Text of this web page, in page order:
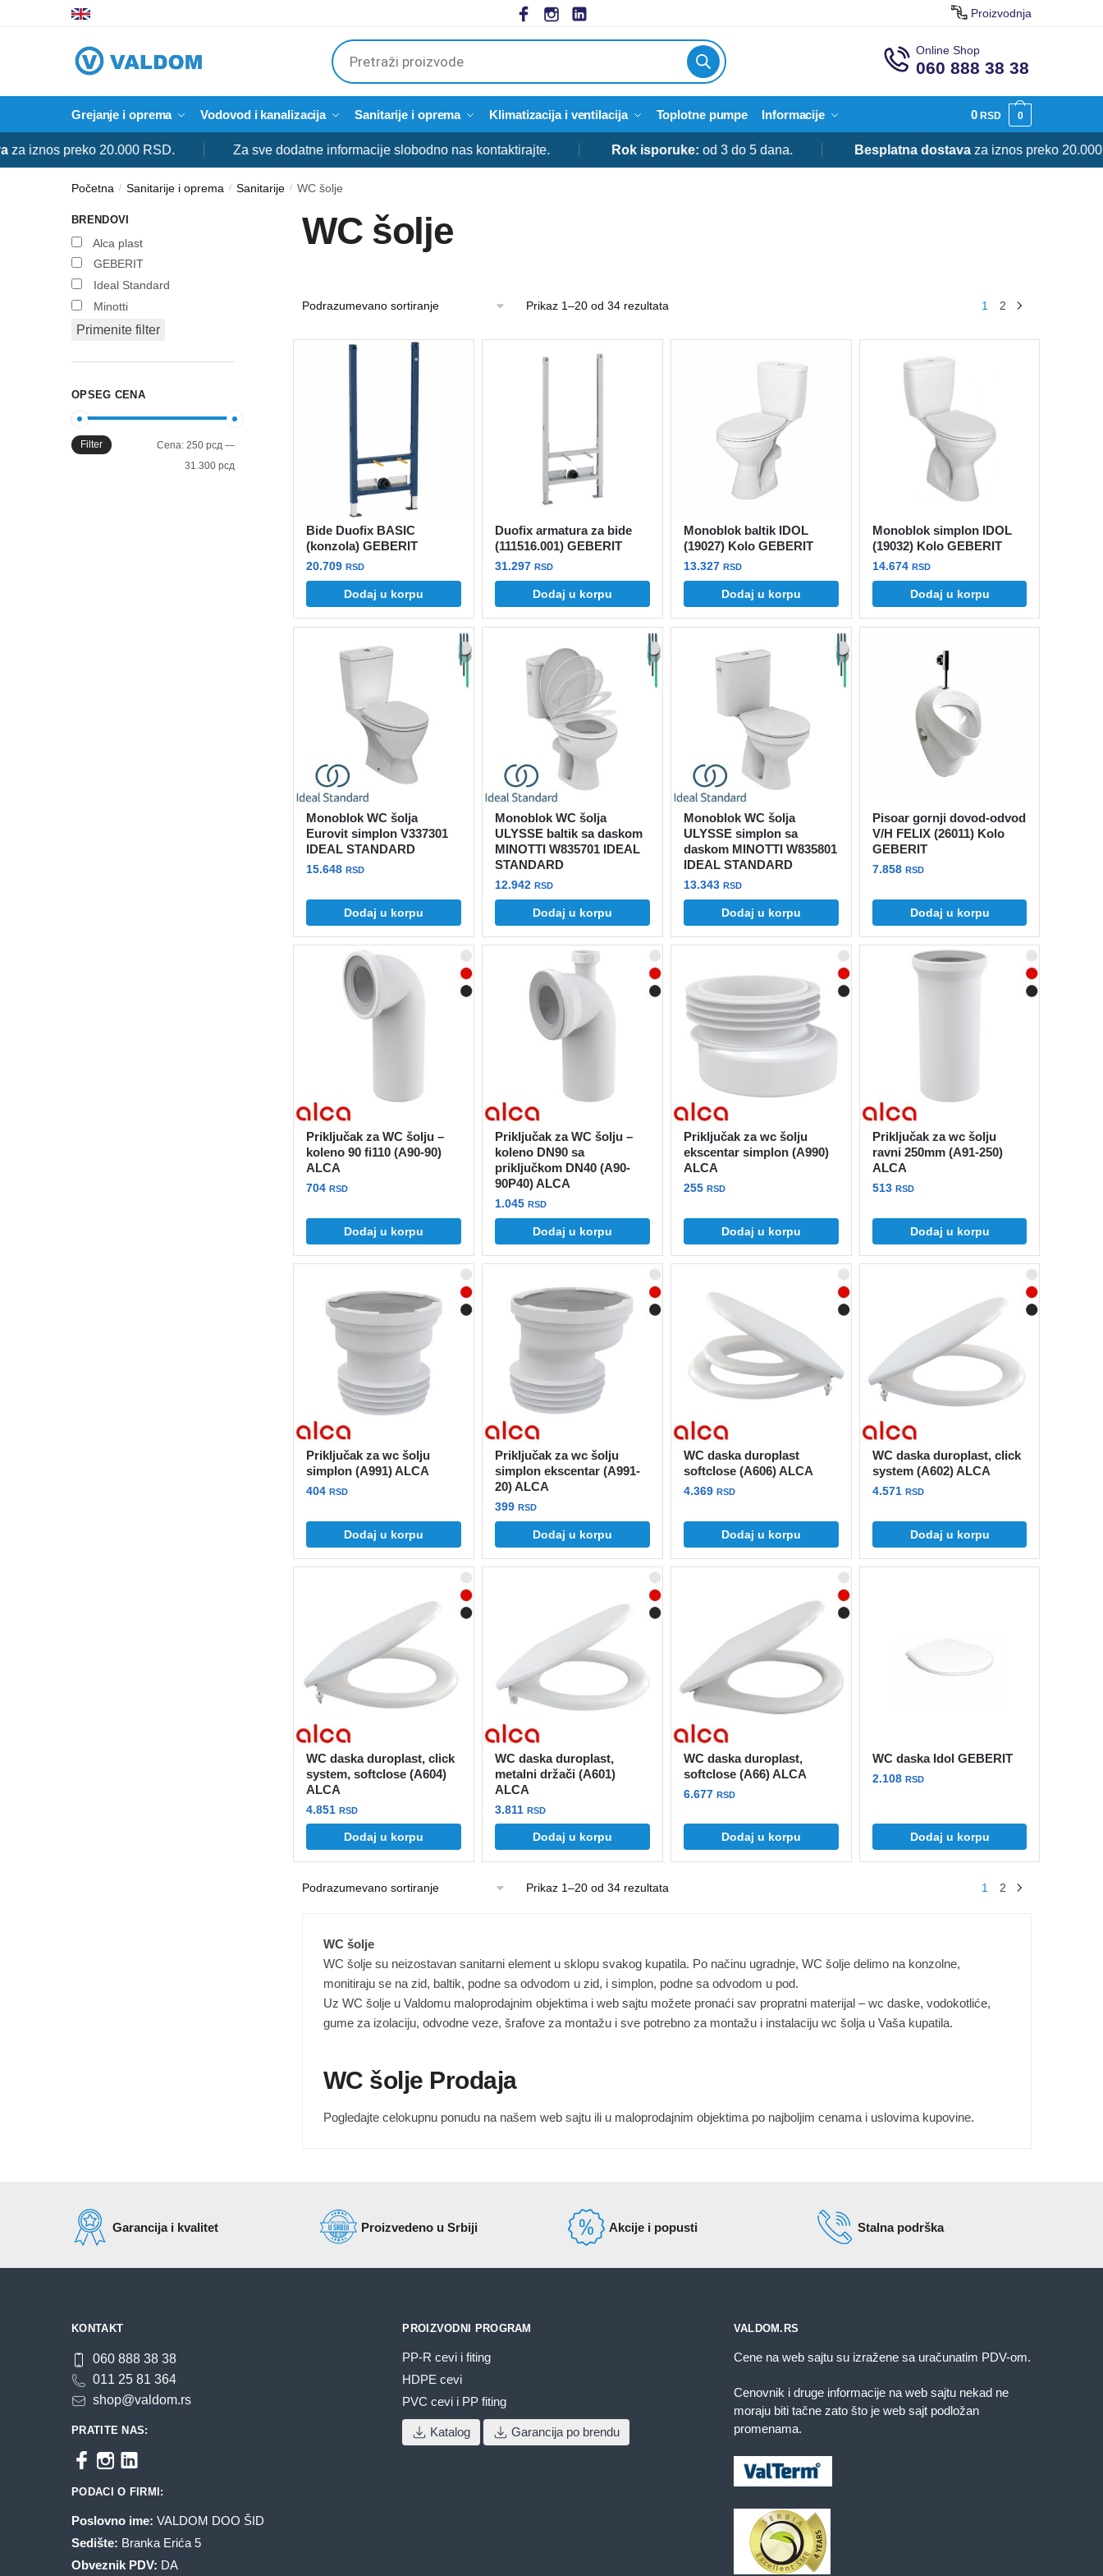
Proizvodnja
Products
search
Online Shop
060 888 38 38
Grejanje i oprema Vodovod i kanalizacija Sanitarije i oprema Klimatizacija i ventilacija Toplotne pumpe Informacije 0RSD 0
preko 20.000 RSD. Za sve dodatne informacije slobodno nas kontaktirajte. Rok isporuke:od 3 do 5 dana. Besplatna dostavaza iznos preko 20.000 RSD.
Početna / Sanitarije i oprema / Sanitarije / WC šolje
WC šolje
Prikaz 1–20 od 34 rezultata 1 2
Bide Duofix BASIC
(konzola) GEBERIT
20.709RSD
Dodaj u korpu
Duofix armatura za bide
(111516.001) GEBERIT
31.297RSD
Dodaj u korpu
Monoblok baltik IDOL
(19027) Kolo GEBERIT
13.327 RSD
Dodaj u korpu
Monoblok simplon IDOL
(19032) Kolo GEBERIT
14.674 RSD
Dodaj u korpu
Monoblok WC šolja
Eurovit simplon V337301
IDEAL STANDARD
15.648RSD
Dodaj u korpu
Monoblok WC šolja
ULYSSE baltik sa daskom
MINOTTI W835701 IDEAL
STANDARD
12.942RSD
Dodaj u korpu
Monoblok WC šolja
ULYSSE simplon sa
daskom MINOTTI W835801
IDEAL STANDARD
13.343 RSD
Dodaj u korpu
Pisoar gornji dovod-odvod
V/H FELIX (26011) Kolo
GEBERIT
7.858 RSD
Dodaj u korpu
Priključak za WC šolju –
koleno 90 fi110 (A90-90)
ALCA
704RSD
Dodaj u korpu
Priključak za WC šolju –
koleno DN90 sa
priključkom DN40 (A90-
90P40) ALCA
1.045RSD
Dodaj u korpu
Priključak za wc šolju
ekscentar simplon (A990)
ALCA
255 RSD
Dodaj u korpu
Priključak za wc šolju
ravni 250mm (A91-250)
ALCA
513 RSD
Dodaj u korpu
Priključak za wc šolju
simplon (A991) ALCA
404RSD
Dodaj u korpu
Priključak za wc šolju
simplon ekscentar (A991-
20) ALCA
399RSD
Dodaj u korpu
WC daska duroplast
softclose (A606) ALCA
4.369 RSD
Dodaj u korpu
WC daska duroplast, click
system (A602) ALCA
4.571 RSD
Dodaj u korpu
WC daska duroplast, click
system, softclose (A604)
ALCA
4.851RSD
Dodaj u korpu
WC daska duroplast,
metalni držači (A601)
ALCA
3.811RSD
Dodaj u korpu
WC daska duroplast,
softclose (A66) ALCA
6.677 RSD
Dodaj u korpu
WC daska Idol GEBERIT
2.108 RSD
Dodaj u korpu
Prikaz 1–20 od 34 rezultata 1 2
WC šolje
WC šolje su neizostavan sanitarni element u sklopu svakog kupatila. Po načinu ugradnje, WC šolje delimo na konzolne,
monitiraju se na zid, baltik, podne sa odvodom u zid, i simplon, podne sa odvodom u pod.
Uz WC šolje u Valdomu maloprodajnim objektima i web sajtu možete pronaći sav propratni materijal – wc daske, vodokotliće,
gume za izolaciju, odvodne veze, šrafove za montažu i sve potrebno za montažu i instalaciju wc šolja u Vaša kupatila.
WC šolje Prodaja
Pogledajte celokupnu ponudu na našem web sajtu ili u maloprodajnim objektima po najboljim cenama i uslovima kupovine.
BRENDOVI
Alca plast
GEBERIT
Ideal Standard
Minotti
Primenite filter
OPSEG CENA
Minimalna
cena
Maksimalna
cena
Filter Cena: 250 рсд —
31.300 рсд
Garancija i kvalitet Proizvedeno u Srbiji Akcije i popusti Stalna podrška
KONTAKT
060 888 38 38
011 25 81 364
shop@valdom.rs
PRATITE NAS:
PODACI O FIRMI:
Poslovno ime: VALDOM DOO ŠID
Sedište: Branka Erića 5
Obveznik PDV: DA
PROIZVODNI PROGRAM
PP-R cevi i fiting
HDPE cevi
PVC cevi i PP fiting
Katalog Garancija po brendu
VALDOM.RS
Cene na web sajtu su izražene sa uračunatim PDV-om.
Cenovnik i druge informacije na web sajtu nekad ne
moraju biti tačne zato što je web sajt podložan
promenama.